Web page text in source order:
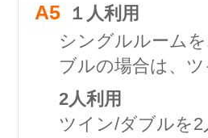
A5 １人利用
シングルルーム
ブルの場合は、
2人利用
ツイン/ダブルを